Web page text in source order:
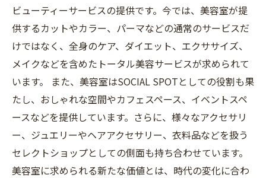
ビューティーサービスの提供です。今では、美容室が提
供するカットやカラー、パーマなどの通常のサービスだ
けではなく、全身のケア、ダイエット、エクササイズ、
メイクなどを含めたトータル美容サービスが求められて
います。 また、美容室はSOCIAL SPOTとしての役割も果
たし、おしゃれな空間やカフェスペース、イベントスペ
ースなどを提供しています。さらに、様々なアクセサリ
ー、ジュエリーやヘアアクセサリー、衣料品などを扱う
セレクトショップとしての側面も持ち合わせています。
美容室に求められる新たな価値とは、時代の変化に合わ